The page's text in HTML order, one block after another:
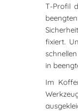
T-Profil
fixiert.
in
Im